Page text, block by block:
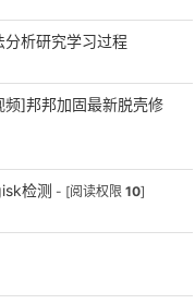
分析研究学习过程
频]邦邦加固最新脱壳修
检测 - [阅读权限 10]